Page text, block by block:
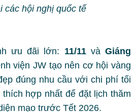
các hội nghị quốc tế
ưu đãi lớn: 11/11vàGiáng
viện JW tạo nên cơ hội vàng
đúng nhu cầu với chi phí tối
hợp nhất để đặt lịch thăm
mạo trước Tết 2026.